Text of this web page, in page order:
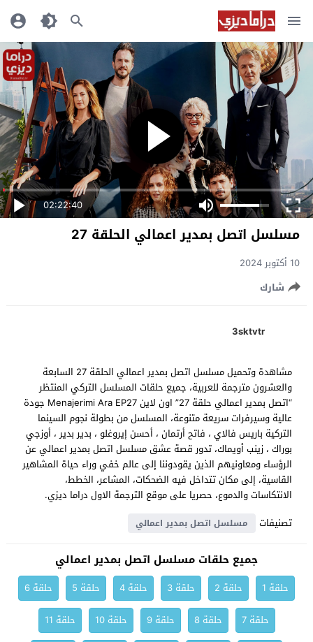
02:22:40
مسلسل اتصل بمدير اعمالي الحلقة 27
10 أكتوبر 2024
شارك
3sktvtr
مشاهدة وتحميل مسلسل اتصل بمدير اعمالي الحلقة 27 السابعة
والعشرون مترجمة للعربية، جميع حلقات المسلسل التركي المنتظر
“اتصل بمدير اعمالي حلقة 27” اون لاين Menajerimi Ara EP27 جودة
عالية وسيرفرات سريعة متنوعة، المسلسل من بطولة نجوم السينما
التركية باريس فالاي ، فاتح أرتمان ، أحسن إيروغلو ، بدير بدير ، أوزجي
بوراك ، زينب أويماك، تدور قصة عشق مسلسل اتصل بمدير اعمالي عن
الرؤساء ومعاونيهم الذين يقودوننا إلى عالم خفي وراء حياة المشاهير
القاسية، إلى مكان تتداخل فيه الضحكات، المشاعر، الخطط،
الانتكاسات والدموع، حصريا على موقع الترجمة الاول دراما ديزي.
تصنيفات
مسلسل اتصل بمدير اعمالي
جميع حلقات مسلسل اتصل بمدير اعمالي
حلقة 1 حلقة 2 حلقة 3 حلقة 4 حلقة 5
حلقة 6
حلقة 7
حلقة 8 حلقة 9 حلقة 10
حلقة 11